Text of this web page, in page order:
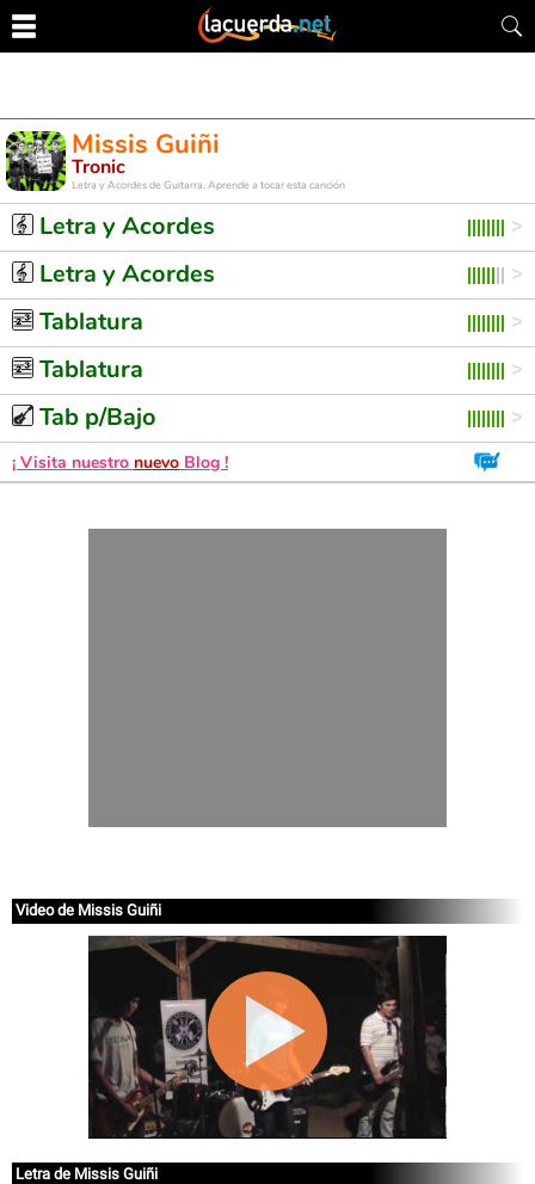
Missis Guiñi
Tronic
Letra y Acordes de Guitarra. Aprende a tocar esta canción
Letra y Acordes
Letra y Acordes
Tablatura
Tablatura
Tab p/Bajo
¡ Visita nuestro nuevo Blog !
Video de Missis Guiñi
Letra de Missis Guiñi